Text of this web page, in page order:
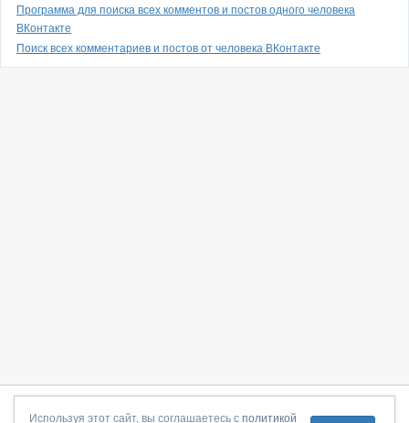
Программа для поиска всех комментов и постов одного человека
ВКонтакте
Поиск всех комментариев и постов от человека ВКонтакте
О сайте|С чего начать|Контакты|Партнёрская программа
Используя этот сайт, вы соглашаетесь с политикой